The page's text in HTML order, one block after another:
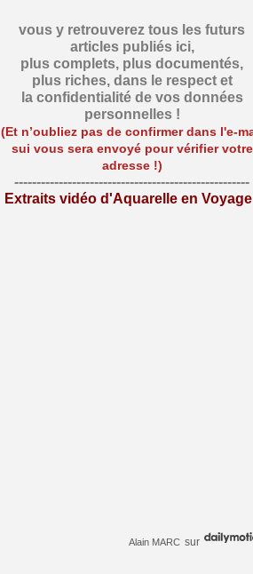
vous y retrouverez tous les futurs
articles publiés ici,
plus complets, plus documentés,
plus riches, dans le respect et
la confidentialité de vos données
personnelles !
(Et n’oubliez pas de confirmer dans l'e-
sui vous sera envoyé pour vérifier votre
adresse !)
-----------------------------------------------------
Extraits vidéo d'Aquarelle en
Alain MARC sur